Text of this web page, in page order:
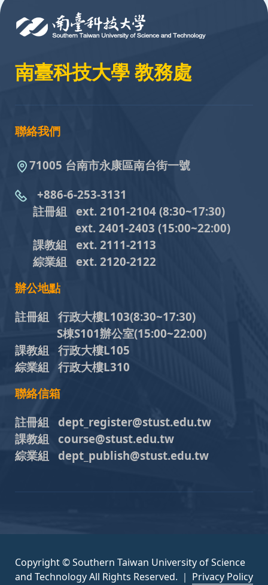
南臺科技大學 教務處
聯絡我們
71005 台南市永康區南台街一號
+886-6-253-3131
註冊組 ext. 2101-2104 (8:30~17:30)
ext. 2401-2403 (15:00~22:00)
課教組 ext. 2111-2113
綜業組
ext. 2120-2122
辦公地點
註冊組 行政大樓L103(8:30~17:30)
S棟S101辦公室(15:00~22:00)
課教組 行政大樓L105
綜業組 行政大樓L310
聯絡信箱
註冊組 dept_register@stust.edu.tw
課教組 course@stust.edu.tw
綜業組 dept_publish@stust.edu.tw
Copyright © Southern Taiwan University of Science
and Technology All Rights Reserved. ｜ Privacy Policy